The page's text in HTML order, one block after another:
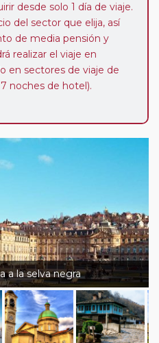
desde solo 1 día de viaje.
del sector que elija, así
de media pensión y
realizar el viaje en
en sectores de viaje de
noches de hotel).
por período de 1, 3, 4 o
de salida. Es
tenga salida posterior a la
deseada. El
es de 40 Euros/52
se realiza para tomar
no se abonará este
a la selva negra